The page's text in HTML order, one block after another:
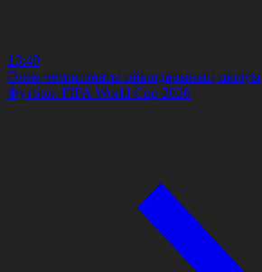
13:40
Әлем чемпионаты ойындарының шолуы
Футбол. FIFA World Cup 2026